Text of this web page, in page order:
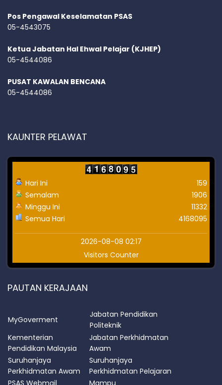
Pos Pengawal Keselamatan PSAS
05-4543075
Ketua Jabatan Hal Ehwal Pelajar (KJHEP)
05-4544086
PUSAT KAWALAN BENCANA
05-4544086
KAUNTER PELAWAT
Hari Ini
Semalam
Minggu Ini
Semua Hari
159
1906
11332
4168095
2026-08-08 02:17
Visitors Counter
PAUTAN KERAJAAN
MyGoverment
Jabatan Pendidikan
Politeknik
Kementerian
Pendidikan Malaysia
Jabatan Perkhidmatan
Awam
Suruhanjaya
Perkhidmatan Awam
Suruhanjaya
Perkhidmatan Pelajaran
PSAS Webmail
Mampu